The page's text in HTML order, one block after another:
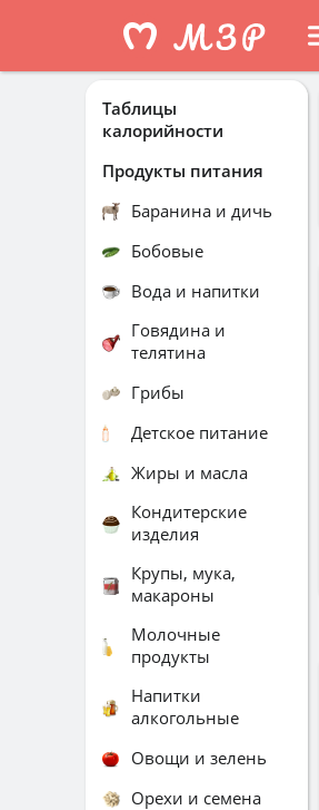
Таблицы
калорийности
Продукты питания
Баранина и дичь
Бобовые
Вода и напитки
Говядина и
телятина
Грибы
Детское питание
Жиры и масла
Кондитерские
изделия
Крупы, мука,
макароны
Молочные
продукты
Напитки
алкогольные
Овощи и зелень
Орехи и семена